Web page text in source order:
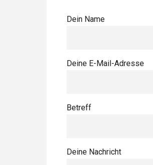
Dein Name
Deine E-Mail-Adresse
Betreff
Deine Nachricht